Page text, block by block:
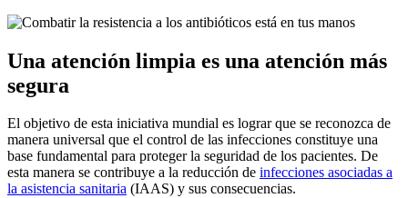
Una atención limpia es una atención más
segura
El objetivo de esta iniciativa mundial es lograr que se reconozca de
manera universal que el control de las infecciones constituye una
base fundamental para proteger la seguridad de los pacientes. De
esta manera se contribuye a la reducción de infecciones asociadas a
la asistencia sanitaria (IAAS) y sus consecuencias.